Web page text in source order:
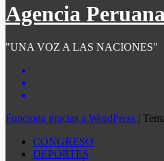
Agencia
"UNA VOZ A LAS NACIONES"
Funciona gracias a WordPress |
CONGRESO
DEPORTES